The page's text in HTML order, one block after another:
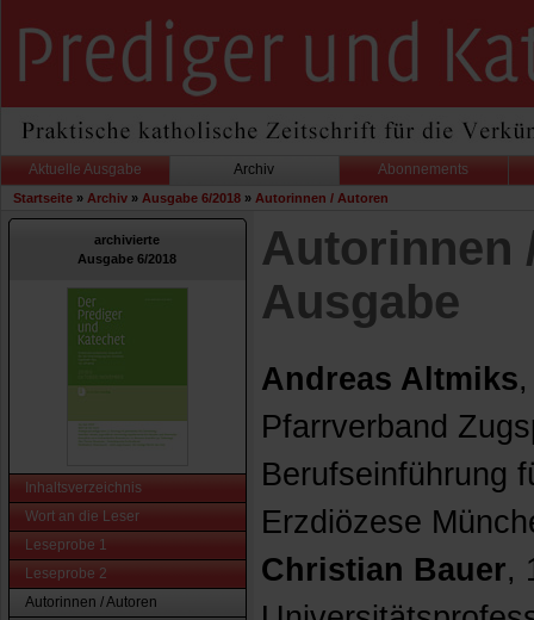
Aktuelle Ausgabe Archiv Abonnements
Startseite » Archiv » Ausgabe 6/2018 » Autorinnen / Autoren
archivierte
Ausgabe 6/2018
Inhaltsverzeichnis
Wort an die Leser
Leseprobe 1
Leseprobe 2
Autorinnen / Autoren
Autorinnen
Ausgabe
Andreas Altmiks
Pfarrverband
Berufseinführung
Erzdiözese
Christian Bauer,